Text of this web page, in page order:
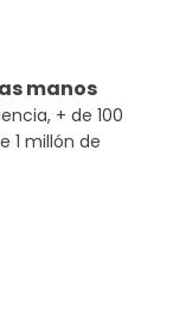
manos
+ de 100
1 millón de